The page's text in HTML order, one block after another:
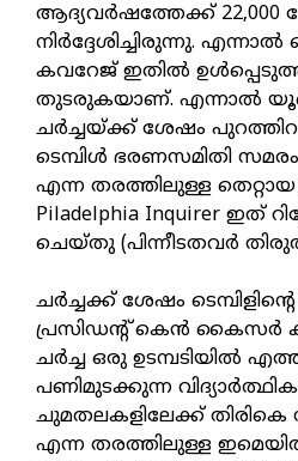
ആദ്യവർഷത്തേക്ക്
നിർദ്ദേശിച്ചിരുന്നു.
കവറേജ് ഇതിൽ
തുടരുകയാണ്. എന്നാൽ
ചർച്ചയ്ക്ക് ശേഷം
ടെമ്പിൾ ഭരണസമിതി സമരം
എന്ന തരത്തിലുള്ള തെറ്റായ
Piladelphia Inquirer ഇത്
ചെയ്തു (പിന്നീടതവർ
ചർച്ചക്ക് ശേഷം
പ്രസിഡന്റ് കെൻ കൈസർ
ചർച്ച ഒരു ഉടമ്പടിയിൽ
പണിമുടക്കുന്ന
ചുമതലകളിലേക്ക് തിരികെ
എന്ന തരത്തിലുള്ള